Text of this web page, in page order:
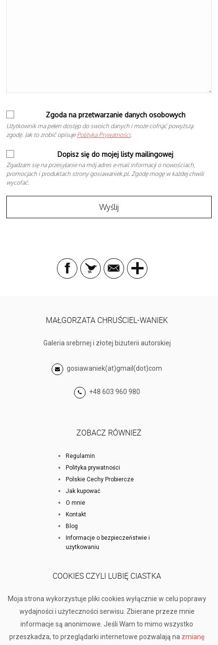
Zgoda na przetwarzanie danych osobowych
Użytkownik ma pełen dostęp do swoich danych i może cofnąć powyższą
zgodę. Jak to zrobić opisuje Polityka Prywatności.
Dopisz się do mojej listy mailingowej
Zgadzam się na przesyłanie na mój adres e-mail informacji o nowościach,
promocjach i produktach strony gosiawaniek.pl. Zgodę mogę w każdej chwili
wycofać.
MAŁGORZATA CHRUŚCIEL-WANIEK
Galeria srebrnej i złotej biżuterii autorskiej
gosiawaniek(at)gmail(dot)com
+48 603 960 980
ZOBACZ RÓWNIEŻ
Regulamin
Polityka prywatności
Polskie Cechy Probiercze
Jak kupować
O mnie
Kontakt
Blog
Informacje o bezpieczeństwie i
użytkowaniu
COOKIES CZYLI LUBIĘ CIASTKA
Moja strona wykorzystuje pliki cookies wyłącznie w celu poprawy
wydajności i użyteczności serwisu. Zbierane przeze mnie
informacje są anonimowe. Jeśli Wam to mimo wszystko
przeszkadza, to przeglądarki internetowe pozwalają na zmianę